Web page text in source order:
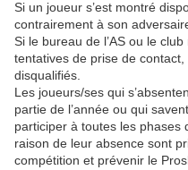
Si un joueur s’est montré
contrairement à son
Si le bureau de l’AS ou le
tentatives de prise de
disqualifiés.
Les joueurs/ses qui
partie de l’année ou qui
participer à toutes les phases
raison de leur absence sont
compétition et prévenir le